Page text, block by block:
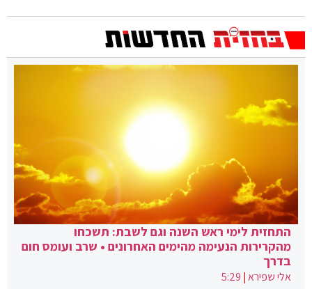
התחזית לימי ראש השנה וגם לשבת: תשכחו
מהקרירות הנעימה מהימים האחרונים • שרב ועומס חום
בדרך
אלי שפירא|
5:29